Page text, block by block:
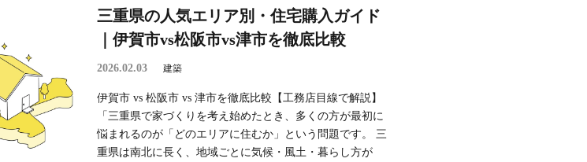
三重県の人気エリア別・住宅購入ガイド
｜伊賀市vs松阪市vs津市を徹底比較
2026.02.03 建築
伊賀市 vs 松阪市 vs 津市を徹底比較【工務店目線で解説】
「三重県で家づくりを考え始めたとき、多くの方が最初に
悩まれるのが「どのエリアに住むか」という問題です。 三
重県は南北に長く、地域ごとに気候・風土・暮らし方が